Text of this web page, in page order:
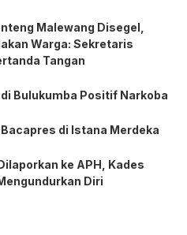
Malewang Disegel,
Warga: Sekretaris
Tangan
Bulukumba Positif Narkoba
di Istana Merdeka
ke APH, Kades
Diri